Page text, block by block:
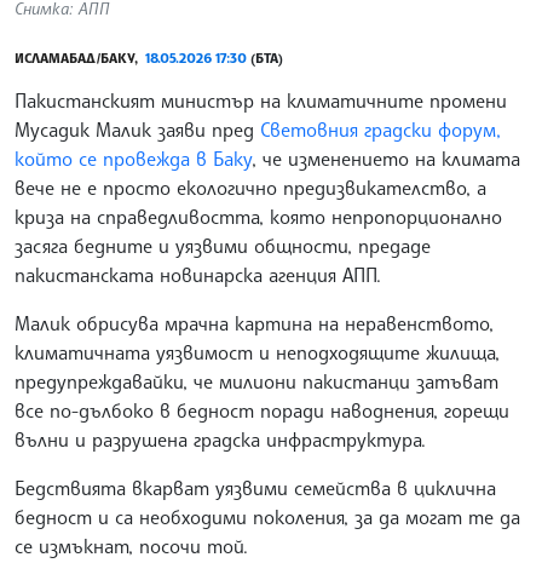
Снимка: АПП
ИСЛАМАБАД/БАКУ, 18.05.2026 17:30 (БТА)
Пакистанският министър на климатичните промени
Мусадик Малик заяви пред Световния градски форум,
който се провежда в Баку, че изменението на климата
вече не е просто екологично предизвикателство, а
криза на справедливостта, която непропорционално
засяга бедните и уязвими общности, предаде
пакистанската новинарска агенция АПП.
Малик обрисува мрачна картина на неравенството,
климатичната уязвимост и неподходящите жилища,
предупреждавайки, че милиони пакистанци затъват
все по-дълбоко в бедност поради наводнения, горещи
вълни и разрушена градска инфраструктура.
Бедствията вкарват уязвими семейства в циклична
бедност и са необходими поколения, за да могат те да
се измъкнат, посочи той.